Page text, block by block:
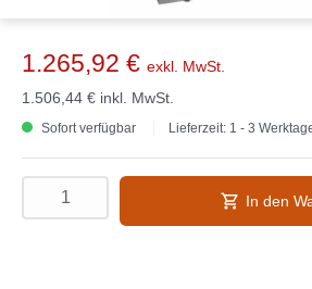
1.265,92 € exkl. MwSt.
1.506,44 € inkl. MwSt.
Sofort verfügbar Lieferzeit: 1 - 3
In den